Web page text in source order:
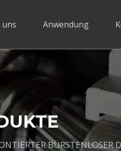
Anwendung
BÜRSTENLOSER